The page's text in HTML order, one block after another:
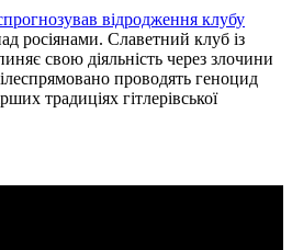
відродження клубу
росіянами. Славетний клуб із
свою діяльність через злочини
проводять геноцид
традиціях гітлерівської